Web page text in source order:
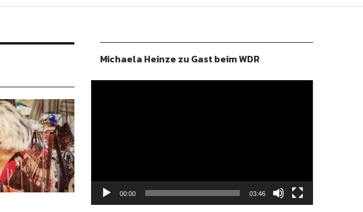
Michaela Heinze zu Gast beim WDR
00:00 03:46